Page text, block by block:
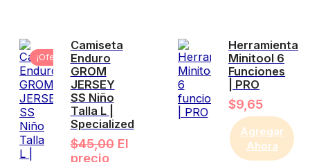
¡Oferta!
Camiseta
Enduro
GROM
JERSEY
SS Niño
Talla L |
Specialized
$45,00 El
precio
Herramienta
Minitool 6
Funciones
| PRO
$9,65
Agregar
Ahora